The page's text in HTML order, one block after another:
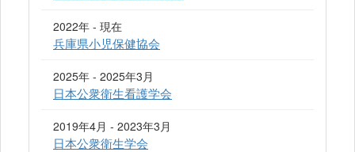
2022年 - 現在
兵庫県小児保健協会
2025年 - 2025年3月
日本公衆衛生看護学会
2019年4月 - 2023年3月
日本公衆衛生学会